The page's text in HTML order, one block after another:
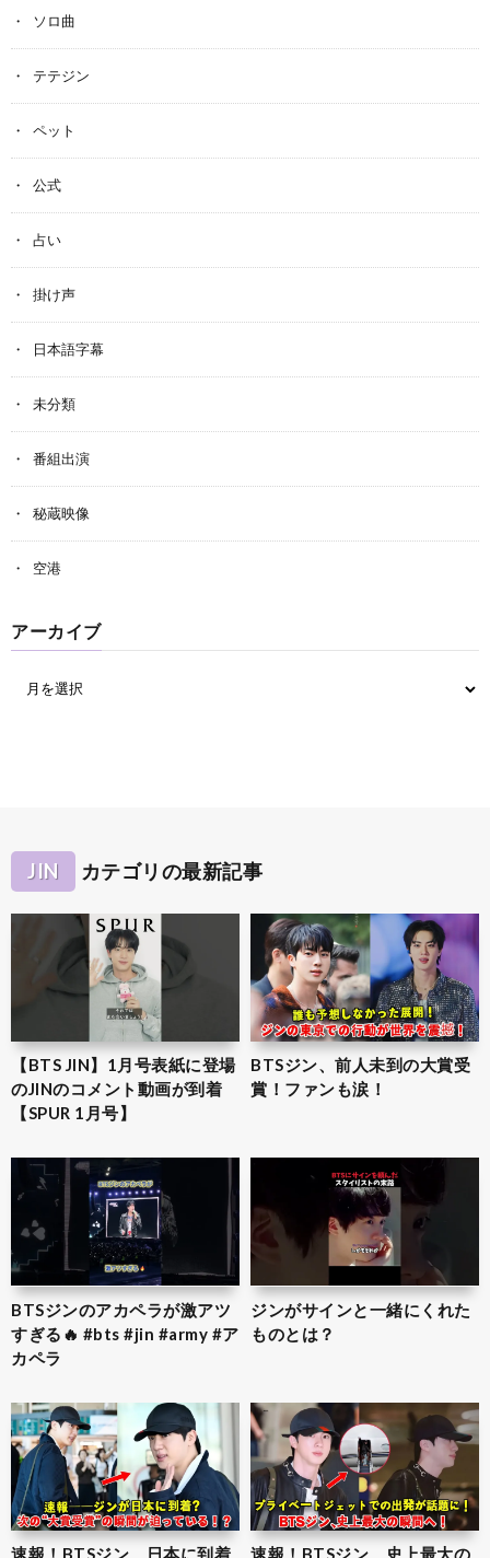
ソロ曲
テテジン
ペット
公式
占い
掛け声
日本語字幕
未分類
番組出演
秘蔵映像
空港
アーカイブ
JIN カテゴリの最新記事
【BTS JIN】1月号表紙に登場
のJINのコメント動画が到着
【SPUR 1月号】
BTSジン、前人未到の大賞受
賞！ファンも涙！
BTSジンのアカペラが激アツ
すぎる🔥 #bts #jin #army #ア
カペラ
ジンがサインと一緒にくれた
ものとは？
速報！BTSジン、日本に到着 速報！BTSジン、史上最大の